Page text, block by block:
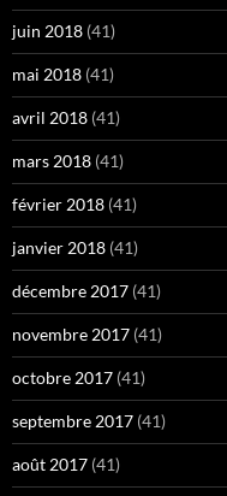
juin 2018 (41)
mai 2018 (41)
avril 2018 (41)
mars 2018 (41)
février 2018 (41)
janvier 2018 (41)
décembre 2017 (41)
novembre 2017 (41)
octobre 2017 (41)
septembre 2017 (41)
août 2017 (41)